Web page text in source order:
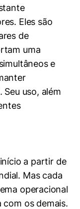
Eles são
de
uma
e
uso, além
a partir de
Mas cada
operacional
os demais.